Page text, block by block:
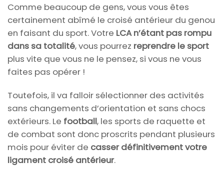
Comme beaucoup de gens, vous vous êtes
certainement abîmé le croisé antérieur du genou
en faisant du sport. Votre LCA n’étant pas rompu
dans sa totalité, vous pourrez reprendre le sport
plus vite que vous ne le pensez, si vous ne vous
faites pas opérer !
Toutefois, il va falloir sélectionner des activités
sans changements d’orientation et sans chocs
extérieurs. Le football, les sports de raquette et
de combat sont donc proscrits pendant plusieurs
mois pour éviter de casser définitivement votre
ligament croisé antérieur.